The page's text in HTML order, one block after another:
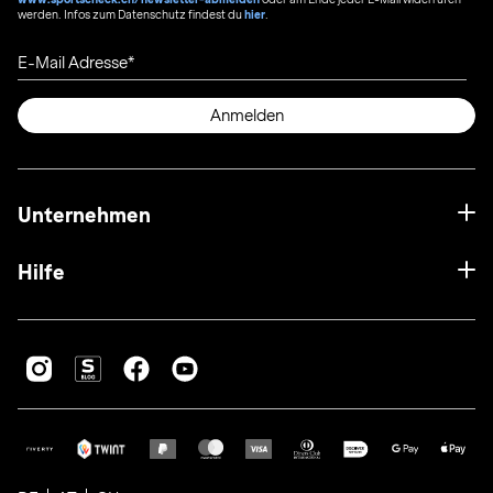
werden. Infos zum Datenschutz findest duhier
E-Mail Adresse
Anmelden
Unternehmen
Hilfe